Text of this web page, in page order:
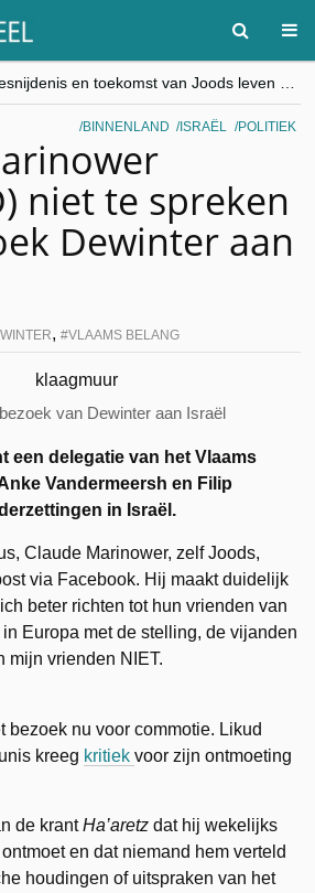
“Besnijdenisdebat toont hoe moeilijk seculiere Westen minderheden begrijpt”, Jinnih Beels (Vooruit)
CITYTRIP | ROEMENIË – Boekarest: de verrassing van Oost-Europa
BINNENLAND ISRAËL POLITIEK
niet te spreken
Dewinter aan
, VLAAMS BELANG
van Dewinter aan Israël
een delegatie van het Vlaams
Vandermeersh en Filip
in Israël.
Claude Marinower, zelf Joods,
via Facebook. Hij maakt duidelijk
beter richten tot hun vrienden van
Europa met de stelling, de vijanden
mijn vrienden NIET.
bezoek nu voor commotie. Likud
kreeg kritiekvoor zijn ontmoeting
de krantHa’aretz dat hij wekelijks
en dat niemand hem verteld
houdingen of uitspraken van het